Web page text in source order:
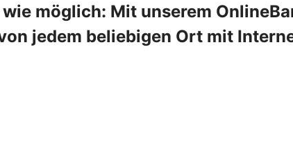
möglich: Mit unserem
jedem beliebigen Ort mit